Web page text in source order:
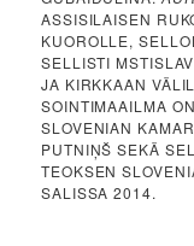
ASSISILAISEN
KUOROLLE,
SELLISTI
JA KIRKKAAN
SOINTIMAAILMA
SLOVENIAN
PUTNIŅŠ SEKÄ
TEOKSEN
SALISSA 2014.